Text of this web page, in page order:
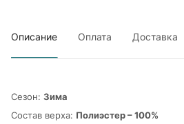
Описание Оплата Доставка
Сезон: Зима
Состав верха: Полиэстер – 100%